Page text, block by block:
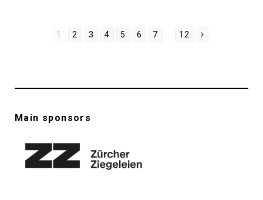
1 2 3 4 5 6 7 12
Main sponsors